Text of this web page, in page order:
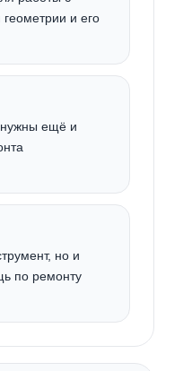
и его
нужны ещё и
но и
по ремонту